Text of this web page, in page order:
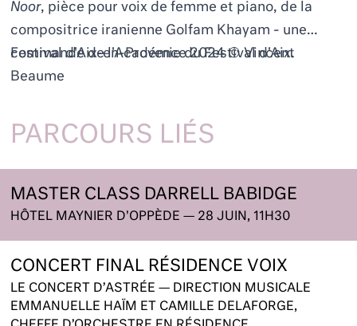
Noor, pièce pour voix de femme et piano, de la
compositrice iranienne Golfam Khayam - une
commande de l'Académie du Festival d'Aix.
Festival d'Aix-en-Provence 2024 © Vincent
Beaume
PARCOURS LIÉS
MASTER CLASS DARRELL BABIDGE
HÔTEL MAYNIER D'OPPÈDE — 28 JUIN, 11H30
CONCERT FINAL RÉSIDENCE VOIX
LE CONCERT D’ASTRÉE — DIRECTION MUSICALE
EMMANUELLE HAÏM ET CAMILLE DELAFORGE,